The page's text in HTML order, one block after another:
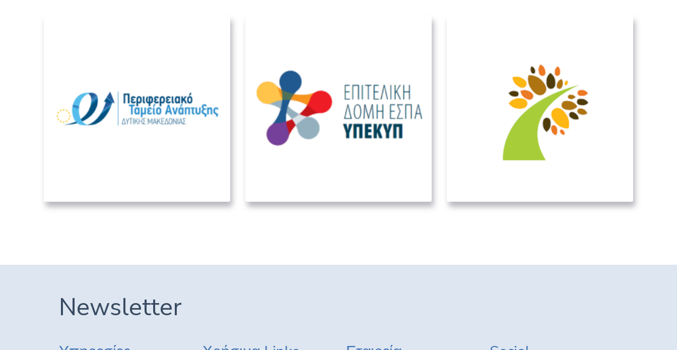
Ειδική Υπηρεσία –
Επιτελική Δομή ΕΣΠΑ
Υπουργείου Εργασίας και
Ειδική Υπηρεσία
Διαχείρισης ΕΠ –
ΥΜΕΠΕΡΑΑ
Newsletter